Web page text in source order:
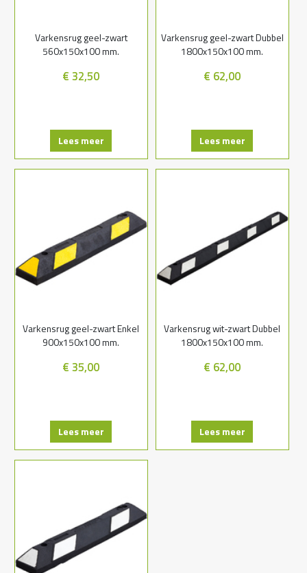
Varkensrug geel-zwart
560x150x100 mm.
€ 32,50
Lees meer
Varkensrug geel-zwart Dubbel
1800x150x100 mm.
€ 62,00
Lees meer
Varkensrug geel-zwart Enkel
900x150x100 mm.
€ 35,00
Lees meer
Varkensrug wit-zwart Dubbel
1800x150x100 mm.
€ 62,00
Lees meer